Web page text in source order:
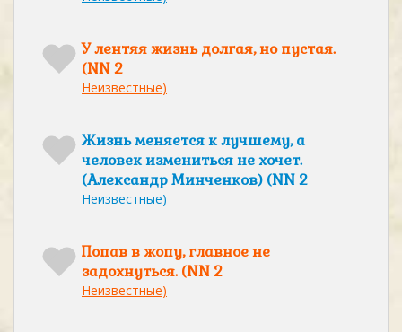
У лентяя жизнь долгая, но пустая.
(NN 2
Неизвестные)
Жизнь меняется к лучшему, а
человек измениться не хочет.
(Александр Минченков) (NN 2
Неизвестные)
Попав в жопу, главное не
задохнуться. (NN 2
Неизвестные)